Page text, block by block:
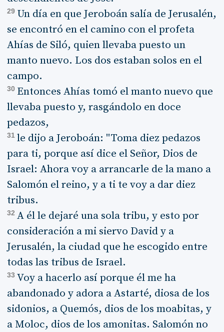
29 Un día en que Jeroboán salía de Jerusalén,
se encontró en el camino con el profeta
Ahías de Siló, quien llevaba puesto un
manto nuevo. Los dos estaban solos en el
campo.
30 Entonces Ahías tomó el manto nuevo que
llevaba puesto y, rasgándolo en doce
pedazos,
31 le dijo a Jeroboán: "Toma diez pedazos
para ti, porque así dice el Señor, Dios de
Israel: Ahora voy a arrancarle de la mano a
Salomón el reino, y a ti te voy a dar diez
tribus.
32 A él le dejaré una sola tribu, y esto por
consideración a mi siervo David y a
Jerusalén, la ciudad que he escogido entre
todas las tribus de Israel.
33 Voy a hacerlo así porque él me ha
abandonado y adora a Astarté, diosa de los
sidonios, a Quemós, dios de los moabitas, y
a Moloc, dios de los amonitas. Salomón no